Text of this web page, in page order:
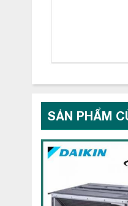
SẢN PHẨM